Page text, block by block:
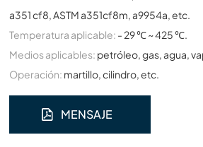
a351 cf8, ASTM a351cf8m, a9954a, etc.
Temperatura aplicable: - 29 ℃ ~ 425 ℃.
Medios aplicables: petróleo, gas, agua,
Operación: martillo, cilindro, etc.
MENSAJE